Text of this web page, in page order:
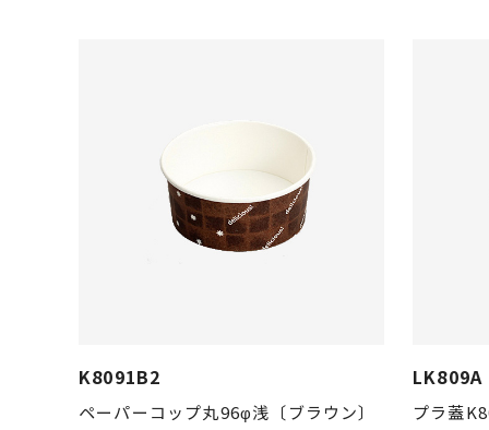
K8091B2
ペーパーコップ丸96φ浅〔ブラウン〕
LK809A
プラ蓋